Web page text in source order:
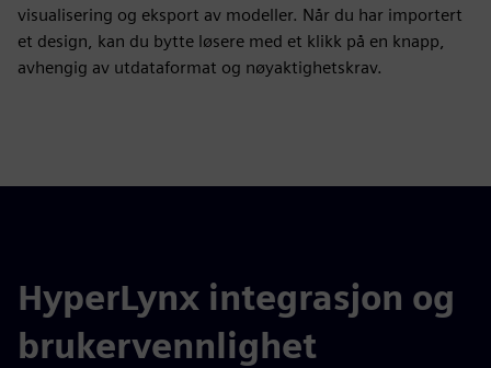
visualisering og eksport av modeller. Når du har importert
et design, kan du bytte løsere med et klikk på en knapp,
avhengig av utdataformat og nøyaktighetskrav.
HyperLynx integrasjon og
brukervennlighet